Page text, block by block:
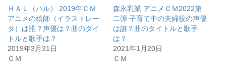
T
w
i
t
t
e
r
で
o
o
k
で
共
有
す
る
に
ＨＡＬ（ハル） 2019年ＣＭ
アニメの絵師（イラストレー
タ）は誰？声優は？曲のタイ
トルと歌手は？
2019年3月31日
ＣＭ
森永乳業 アニメＣＭ2022第
二弾 子育て中の夫婦役の声優
は誰？曲のタイトルと歌手
は？
2021年1月20日
ＣＭ